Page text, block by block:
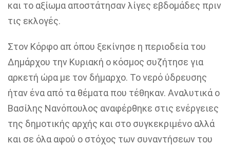
και το αξίωμα αποστάτησαν λίγες εβδομάδες πριν
τις εκλογές.
Στον Κόρφο απ όπου ξεκίνησε η περιοδεία του
Δημάρχου την Κυριακή ο κόσμος συζήτησε για
αρκετή ώρα με τον δήμαρχο. Το νερό ύδρευσης
ήταν ένα από τα θέματα που τέθηκαν. Αναλυτικά ο
Βασίλης Νανόπουλος αναφέρθηκε στις ενέργειες
της δημοτικής αρχής και στο συγκεκριμένο αλλά
και σε όλα αφού ο στόχος των συναντήσεων του